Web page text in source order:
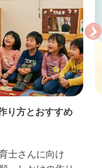
り方とおすすめ
士さんに向け